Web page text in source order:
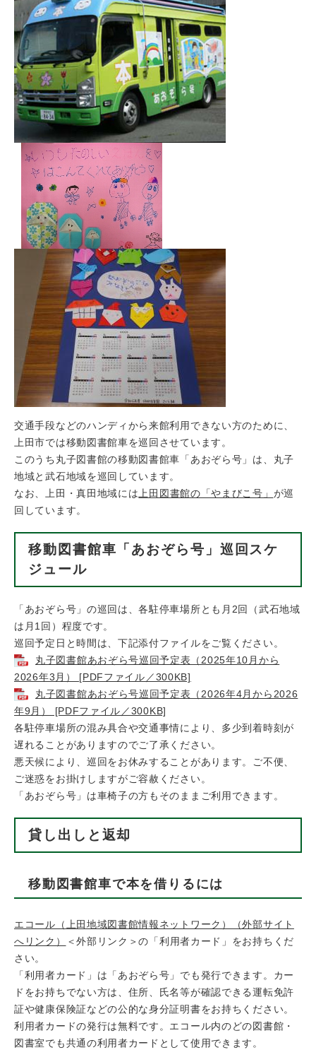
交通手段などのハンディから来館利用できない方のために、
上田市では移動図書館車を巡回させています。
このうち丸子図書館の移動図書館車「あおぞら号」は、丸子
地域と武石地域を巡回しています。
なお、上田・真田地域には 上田図書館の「やまびこ号」 が巡
回しています。
移動図書館車「あおぞら号」巡回スケ
ジュール
「あおぞら号」の巡回は、各駐停車場所とも月2回（武石地域
は月1回）程度です。
巡回予定日と時間は、下記添付ファイルをご覧ください。
丸子図書館あおぞら号巡回予定表（2025年10月から
2026年3月） [PDFファイル／300KB]
丸子図書館あおぞら号巡回予定表（2026年4月から2026
年9月） [PDFファイル／300KB]
各駐停車場所の混み具合や交通事情により、多少到着時刻が
遅れることがありますのでご了承ください。
悪天候により、巡回をお休みすることがあります。ご不便、
ご迷惑をお掛けしますがご容赦ください。
「あおぞら号」は車椅子の方もそのままご利用できます。
貸し出しと返却
移動図書館車で本を借りるには
エコール（上田地域図書館情報ネットワーク）（外部サイト
へリンク）
＜外部リンク＞の「利用者カード」をお持ちくだ
さい。
「利用者カード」は「あおぞら号」でも発行できます。カー
ドをお持ちでない方は、住所、氏名等が確認できる運転免許
証や健康保険証などの公的な身分証明書をお持ちください。
利用者カードの発行は無料です。エコール内のどの図書館・
図書室でも共通の利用者カードとして使用できます。